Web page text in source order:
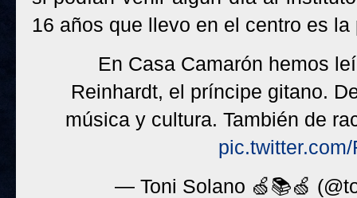
16 años que llevo en el centro es
En Casa Camarón hemos
Reinhardt, el príncipe gitano.
música y cultura. También de
— Toni Solano 🍏📚🍏